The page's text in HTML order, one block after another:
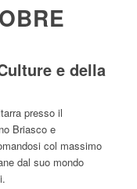
e della
presso il
Briasco e
col massimo
dal suo mondo